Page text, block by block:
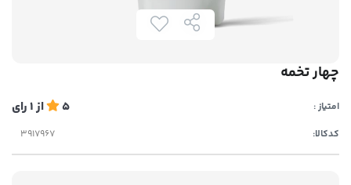
چهار تخمه
امتیاز : 5 از1رای
کدکالا: